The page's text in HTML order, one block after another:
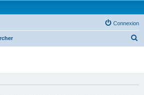
Connexion
e